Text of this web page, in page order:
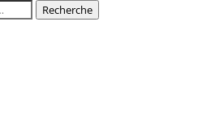
Recherche